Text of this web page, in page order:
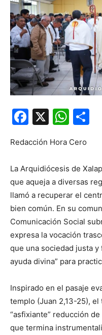
Facebook
X
Redacción Hora Cero
La Arquidiócesis de
que aqueja a diversas
llamó a recuperar el
bien común. En su
Comunicación Social
expresa la vocación
que una sociedad justa
ayuda divina” para
Inspirado en el pasaje
templo (Juan 2,13-25),
“asfixiante” reducción
que termina